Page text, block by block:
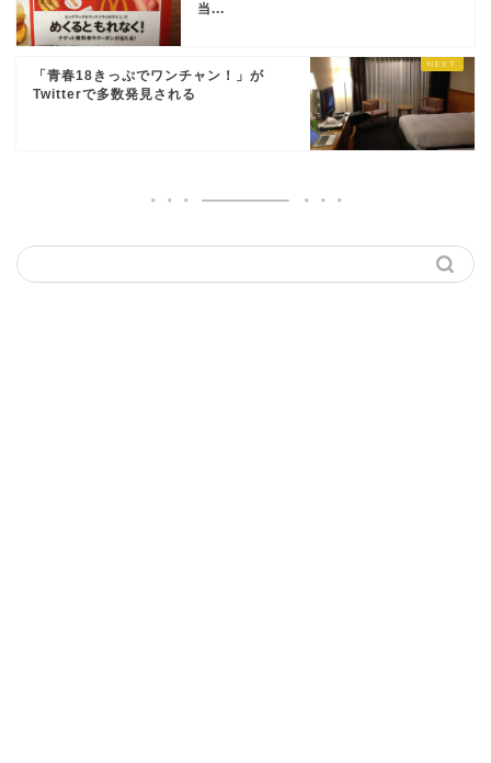
当...
「青春18きっぷでワンチャン！」が
Twitterで多数発見される